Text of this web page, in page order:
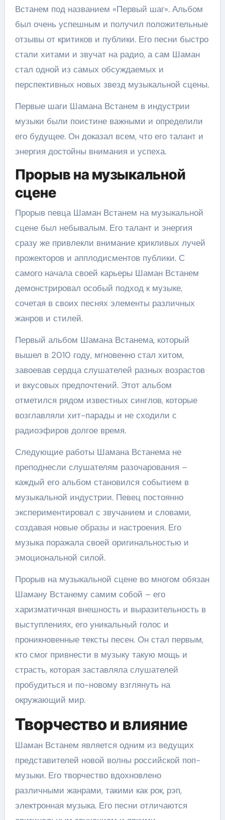
Встанем под названием «Первый шаг». Альбом
был очень успешным и получил положительные
отзывы от критиков и публики. Его песни быстро
стали хитами и звучат на радио, а сам Шаман
стал одной из самых обсуждаемых и
перспективных новых звезд музыкальной сцены.
Первые шаги Шамана Встанем в индустрии
музыки были поистине важными и определили
его будущее. Он доказал всем, что его талант и
энергия достойны внимания и успеха.
Прорыв на музыкальной
сцене
Прорыв певца Шаман Встанем на музыкальной
сцене был небывалым. Его талант и энергия
сразу же привлекли внимание крикливых лучей
прожекторов и апплодисментов публики. С
самого начала своей карьеры Шаман Встанем
демонстрировал особый подход к музыке,
сочетая в своих песнях элементы различных
жанров и стилей.
Первый альбом Шамана Встанема, который
вышел в 2010 году, мгновенно стал хитом,
завоевав сердца слушателей разных возрастов
и вкусовых предпочтений. Этот альбом
отметился рядом известных синглов, которые
возглавляли хит-парады и не сходили с
радиоэфиров долгое время.
Следующие работы Шамана Встанема не
преподнесли слушателям разочарования –
каждый его альбом становился событием в
музыкальной индустрии. Певец постоянно
экспериментировал с звучанием и словами,
создавая новые образы и настроения. Его
музыка поражала своей оригинальностью и
эмоциональной силой.
Прорыв на музыкальной сцене во многом обязан
Шаману Встанему самим собой – его
харизматичная внешность и выразительность в
выступлениях, его уникальный голос и
проникновенные тексты песен. Он стал первым,
кто смог привнести в музыку такую мощь и
страсть, которая заставляла слушателей
пробудиться и по-новому взглянуть на
окружающий мир.
Творчество и влияние
Шаман Встанем является одним из ведущих
представителей новой волны российской поп-
музыки. Его творчество вдохновлено
различными жанрами, такими как рок, рэп,
электронная музыка. Его песни отличаются